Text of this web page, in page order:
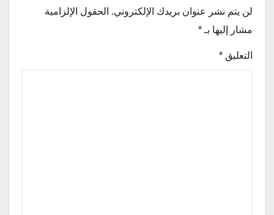
لن يتم نشر عنوان بريدك الإلكتروني. الحقول الإلزامية
مشار إليها بـ *
التعليق *